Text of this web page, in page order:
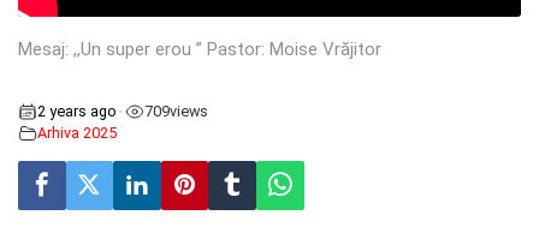
Mesaj: ,,Un super erou ” Pastor: Moise Vrăjitor
2 years ago • 709views
Arhiva 2025